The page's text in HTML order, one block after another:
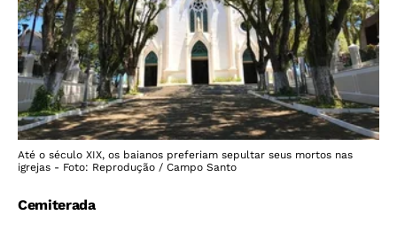
Até o século XIX, os baianos preferiam sepultar seus mortos nas
igrejas - Foto: Reprodução / Campo Santo
Cemiterada